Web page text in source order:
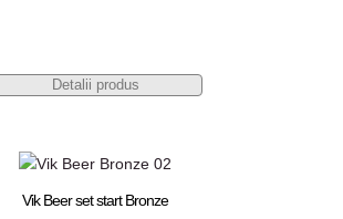
Detalii produs
Vik Beer set start Bronze